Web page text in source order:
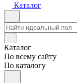
Каталог
Каталог
По всему сайту
По каталогу